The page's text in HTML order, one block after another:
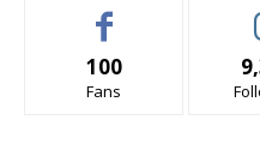
100
Fans